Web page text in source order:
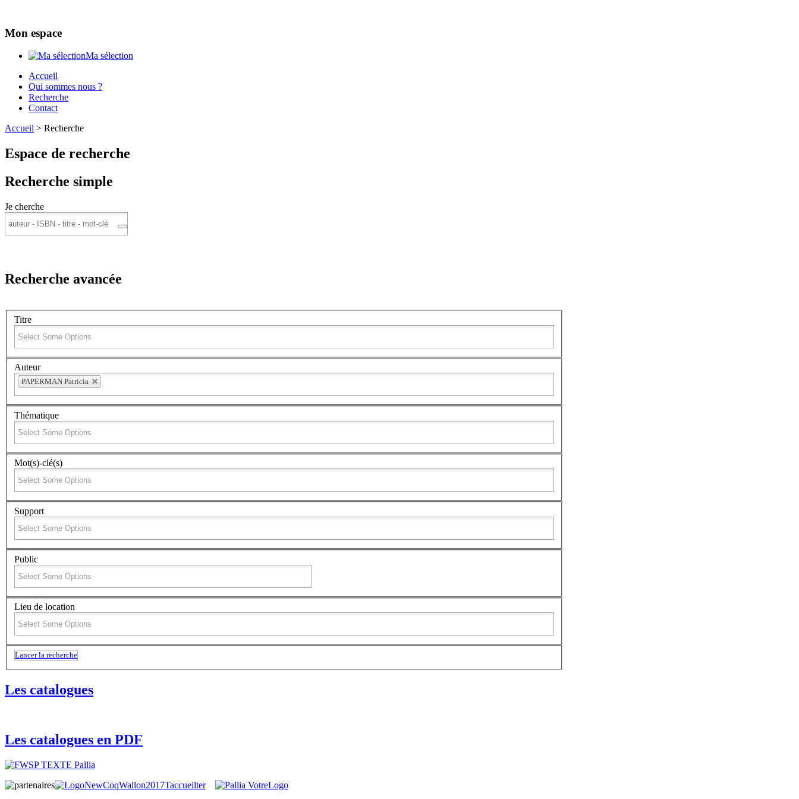
Mon espace
Ma sélection
Accueil
Qui sommes nous ?
Recherche
Contact
Accueil > Recherche
Espace de recherche
Recherche simple
Je cherche
Recherche avancée
Titre
Auteur
PAPERMAN Patricia
Thématique
Mot(s)-clé(s)
Support
Public
Lieu de location
Lancer la recherche
Les catalogues
Les catalogues en PDF